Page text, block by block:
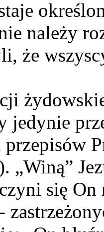
należy
że
jedynie
„Winą”
się